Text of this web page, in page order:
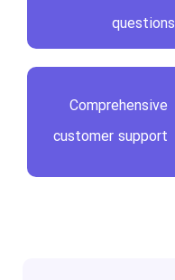
questions
Comprehensive
customer support